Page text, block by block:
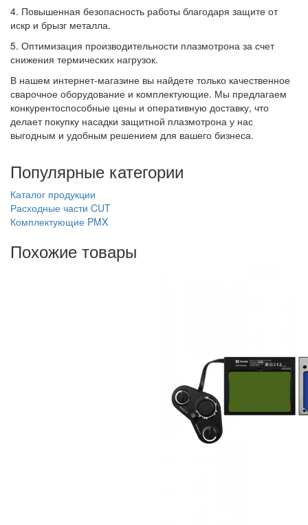
4. Повышенная безопасность работы благодаря защите от
искр и брызг металла.
5. Оптимизация производительности плазмотрона за счет
снижения термических нагрузок.
В нашем интернет-магазине вы найдете только качественное
сварочное оборудование и комплектующие. Мы предлагаем
конкурентоспособные цены и оперативную доставку, что
делает покупку насадки защитной плазмотрона у нас
выгодным и удобным решением для вашего бизнеса.
Популярные категории
Каталог продукции
Расходные части CUT
Комплектующие PMX
Похожие товары